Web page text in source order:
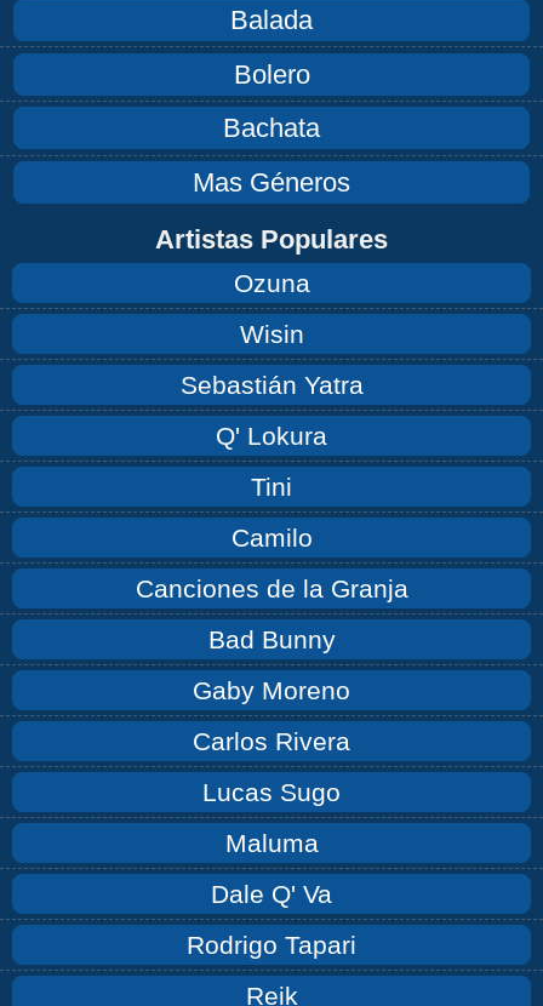
Balada
Bolero
Bachata
Mas Géneros
Artistas Populares
Ozuna
Wisin
Sebastián Yatra
Q' Lokura
Tini
Camilo
Canciones de la Granja
Bad Bunny
Gaby Moreno
Carlos Rivera
Lucas Sugo
Maluma
Dale Q' Va
Rodrigo Tapari
Reik